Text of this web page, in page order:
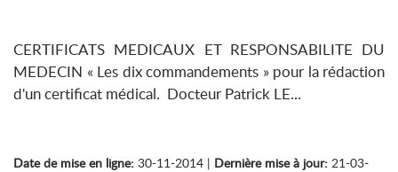
CERTIFICATS MEDICAUX ET RESPONSABILITE DU
MEDECIN « Les dix commandements » pour la rédaction
d'un certificat médical. Docteur Patrick LE...
Date de mise en ligne: 30-11-2014 | Dernière mise à jour: 21-03-